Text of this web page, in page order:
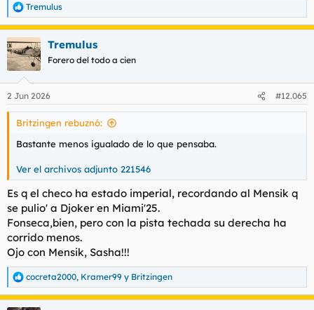
R
e
a
c
c
i
e
s
Tremulus
Tremulus
Forero del todo a cien
2 Jun 2026 #12.065
Britzingen rebuznó:
Bastante menos igualado de lo que pensaba.
Ver el archivos adjunto 221546
Es q el checo ha estado imperial, recordando al Mensik q
se pulio' a Djoker en Miami'25.
Fonseca,bien, pero con la pista techada su derecha ha
corrido menos.
Ojo con Mensik, Sasha!!!
R
e
a
cocreta2000, Kramer99 y Britzingen